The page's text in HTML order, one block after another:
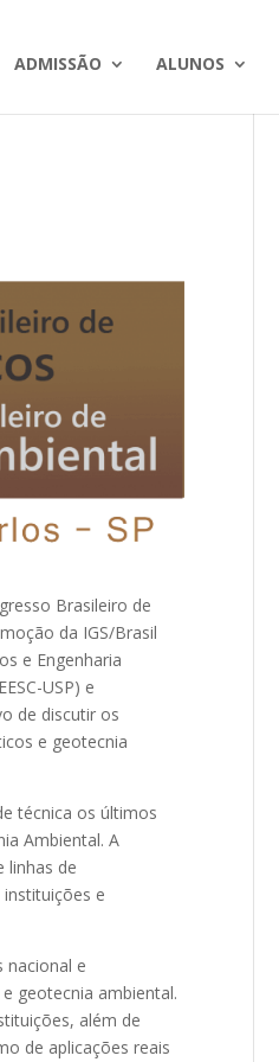
ADMISSÃO ALUNOS
Brasileiro de
da IGS/Brasil
e Engenharia
USP) e
de discutir os
e geotecnia
técnica os últimos
Ambiental. A
linhas de
e
nacional e
geotecnia ambiental.
além de
de aplicações reais